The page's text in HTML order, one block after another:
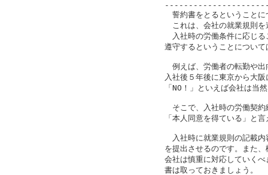
誓約書をとるということに
これは、会社の就業規則を
入社時の労働条件に応じる
遵守するということについ
例えば、労働者の転勤や出
入社後５年後に東京から大
「NO！」といえば会社は当
そこで、入社時の労働契約
「本人同意を得ている」と
入社時に就業規則の記載内
を提出させるのです。また
会社は慎重に対応していく
書は取っておきましょう。